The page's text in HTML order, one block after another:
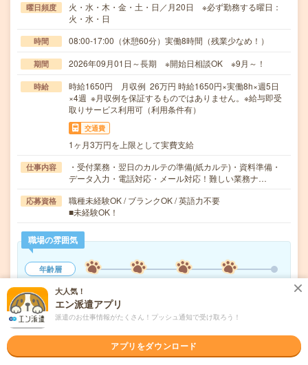
曜日頻度
火・水・木・金・土・日／月20日 ※必ず勤務する曜日：
火・水・日
時間 08:00-17:00（休憩60分）実働8時間（残業少なめ！）
期間 2026年09月01日～長期 ※開始日相談OK ※9月～！
時給
時給1650円 月収例 26万円 時給1650円×実働8h×週5日
×4週 ※月収例を保証するものではありません。※給与即受
取りサービス利用可（利用条件有）
交通費
1ヶ月3万円を上限として実費支給
仕事内容
・受付業務・翌日のカルテの準備(紙カルテ)・資料準備・
データ入力・電話対応・メール対応！難しい業務ナ…
応募資格
職種未経験OK / ブランクOK / 英語力不要
■未経験OK！
職場の雰囲気
年齢層
男女比率
女性
もっと見る
大人気！
エン派遣アプリ
派遣のお仕事情報がたくさん！プッシュ通知で受け取ろう！
アプリをダウンロード